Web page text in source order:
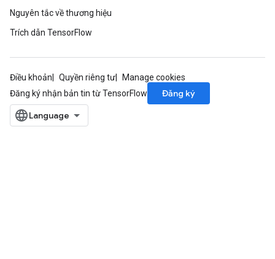
Nguyên tắc về thương hiệu
Trích dẫn TensorFlow
Điều khoản Quyền riêng tư
Manage cookies
Đăng ký nhận bản tin từ TensorFlow
Đăng ký